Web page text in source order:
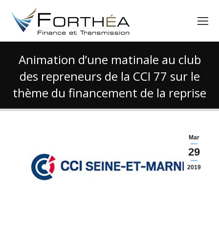
Animation d’une matinale au club
des repreneurs de la CCI 77 sur le
thème du financement de la reprise
Vous êtes ici :
Mar
29
2019